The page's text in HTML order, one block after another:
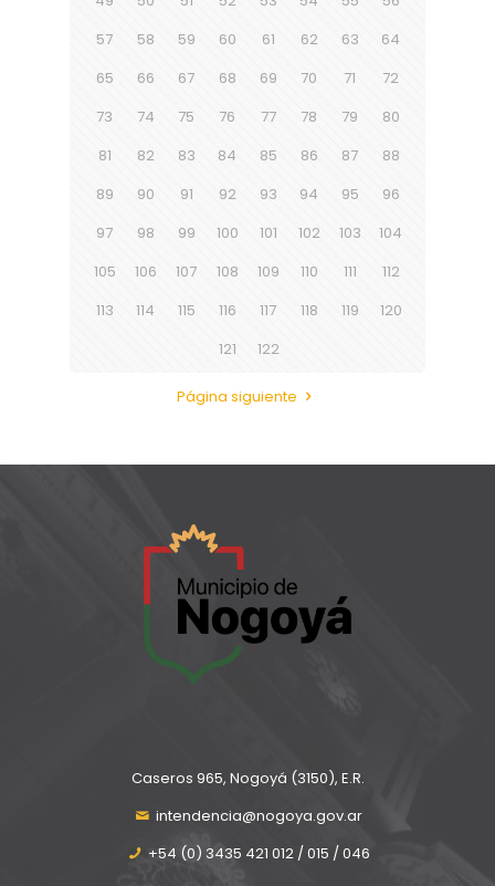
57
58 59 60 61 62 63
64
65
66 67 68 69 70 71
72
73
74 75 76 77 78 79
80
81
82 83 84 85 86 87
88
89
90 91 92 93 94 95
96
97
98 99 100 101 102 103
104
105
106 107 108 109 110 111
112
113
114 115 116 117 118 119
120
121
122
Página siguiente
Caseros 965, Nogoyá (3150), E.R.
intendencia@nogoya.gov.ar
+54 (0) 3435 421 012 / 015 / 046